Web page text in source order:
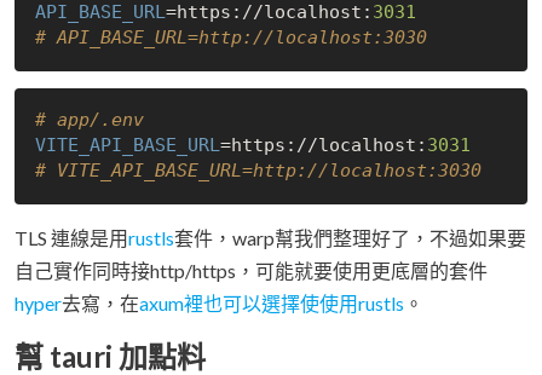
API_BASE_URL=https://localhost: 3031
# API_BASE_URL=http://localhost:3030
# app/.env
VITE_API_BASE_URL=https://localhost: 3031
# VITE_API_BASE_URL=http://localhost:3030
TLS 連線是用rustls套件，warp幫我們整理好了，不過如果要
自己實作同時接http/https，可能就要使用更底層的套件
hyper去寫，在axum裡也可以選擇使使用rustls 。
幫 tauri 加點料